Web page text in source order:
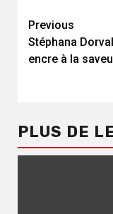
Continue
Reading
Previous
Stéphana
encre à la
PLUS DE